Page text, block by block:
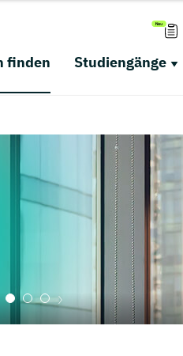
finden Studiengänge